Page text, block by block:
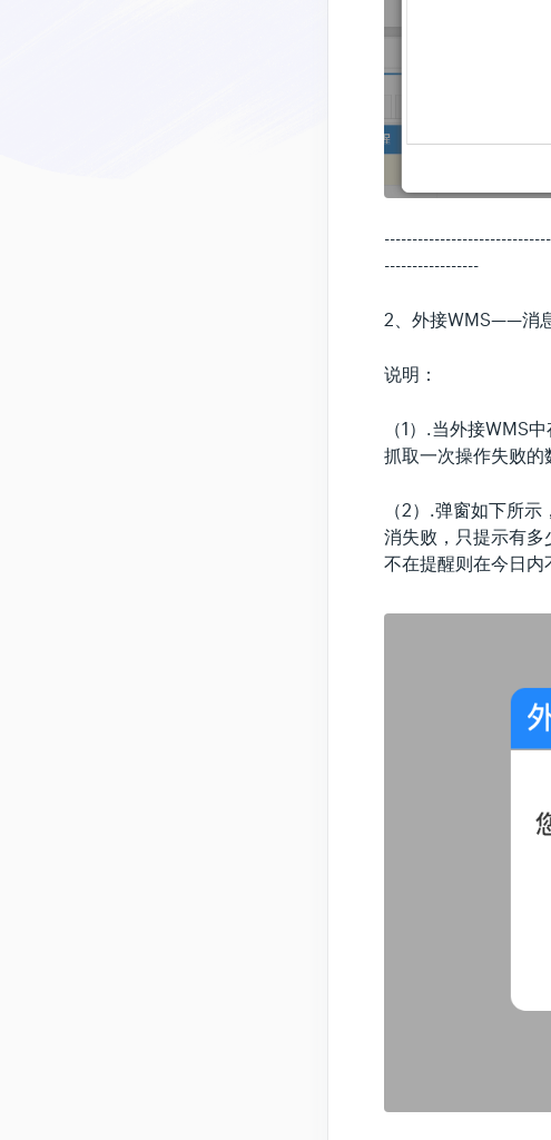
-----------------
2、外接WMS——消
说明：
（1）.当外接WMS
抓取一次操作失败的
（2）.弹窗如下所
消失败，只提示有多
不在提醒则在今日内